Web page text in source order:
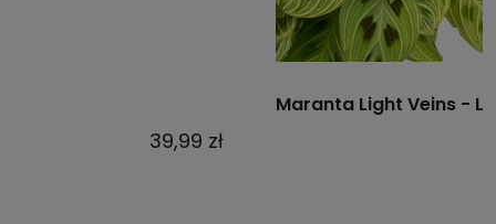
Maranta Light Veins - L